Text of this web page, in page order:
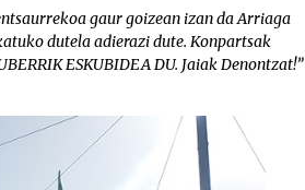
gaur goizean izan da Arriaga
dutela adierazi dute. Konpartsak
ESKUBIDEA DU. Jaiak Denontzat!”